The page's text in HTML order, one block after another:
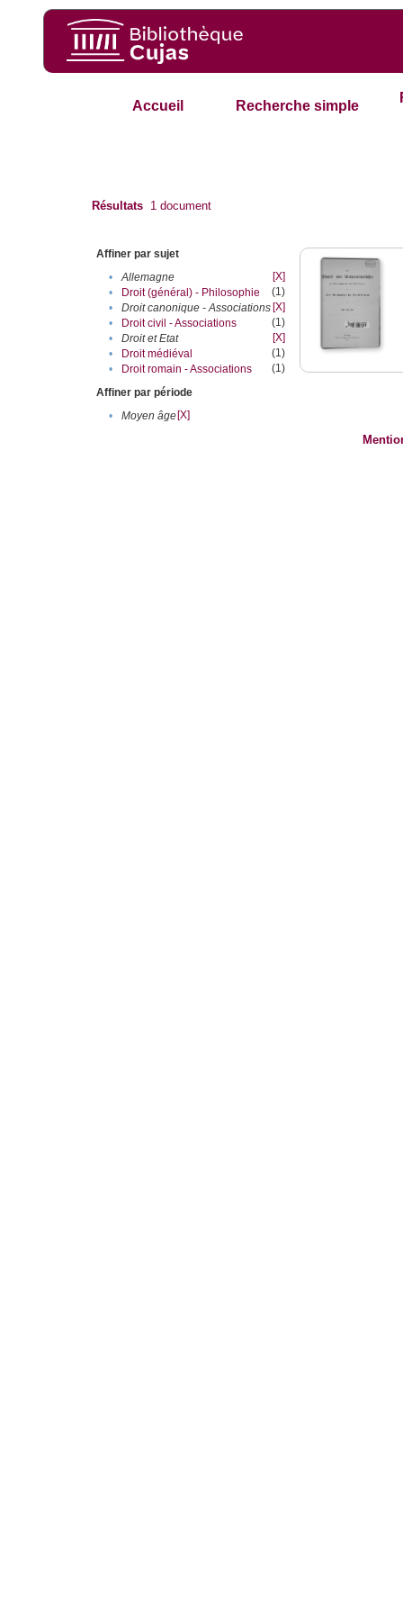
Accueil Recherche simple
Résultats 1 document
Affiner par sujet
•
Allemagne
[X]
•
Droit (général) - Philosophie
(1)
•
Droit canonique - Associations [X]
•
Droit civil - Associations
(1)
•
Droit et Etat
[X]
•
Droit médiéval
(1)
•
Droit romain - Associations
(1)
Affiner par période
•
Moyen âge[X]